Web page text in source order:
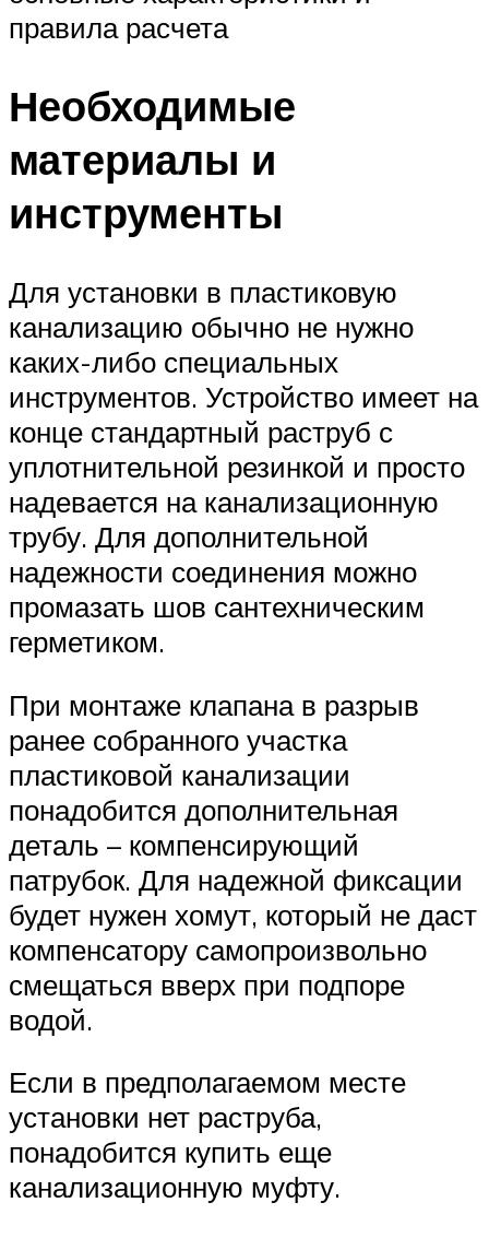
правила расчета
Необходимые
материалы и
инструменты
Для установки в пластиковую
канализацию обычно не нужно
каких-либо специальных
инструментов. Устройство имеет на
конце стандартный раструб с
уплотнительной резинкой и просто
надевается на канализационную
трубу. Для дополнительной
надежности соединения можно
промазать шов сантехническим
герметиком.
При монтаже клапана в разрыв
ранее собранного участка
пластиковой канализации
понадобится дополнительная
деталь – компенсирующий
патрубок. Для надежной фиксации
будет нужен хомут, который не даст
компенсатору самопроизвольно
смещаться вверх при подпоре
водой.
Если в предполагаемом месте
установки нет раструба,
понадобится купить еще
канализационную муфту.